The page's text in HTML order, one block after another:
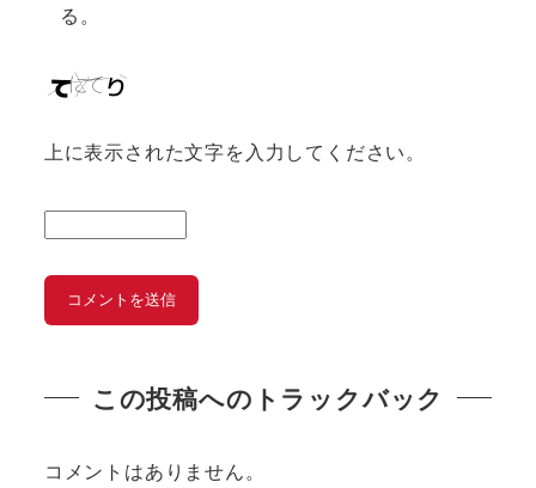
る。
上に表示された文字を入力してください。
この投稿へのトラックバック
コメントはありません。